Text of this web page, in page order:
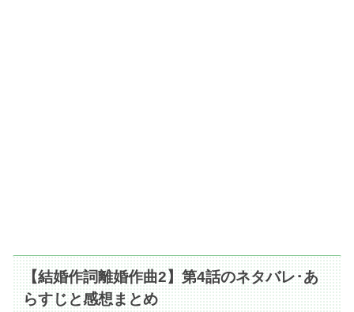
【結婚作詞離婚作曲2】第4話のネタバレ･あ
らすじと感想まとめ